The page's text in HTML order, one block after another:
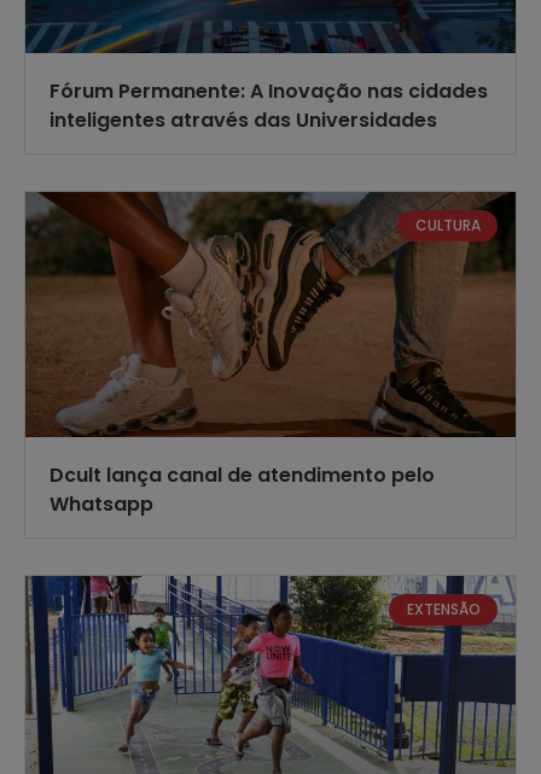
Fórum Permanente: A Inovação nas cidades
inteligentes através das Universidades
CULTURA
Dcult lança canal de atendimento pelo
Whatsapp
EXTENSÃO